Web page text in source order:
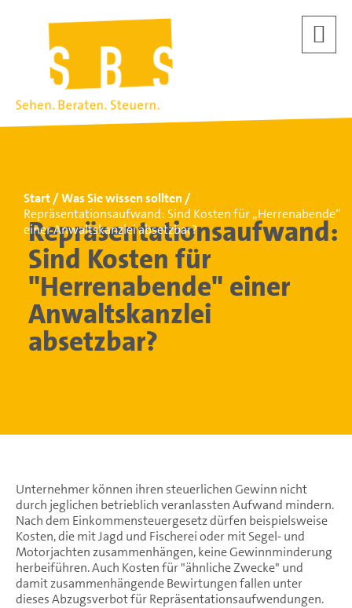
Start
Was Sie wissen sollten
Repräsentationsaufwand: Sind Kosten für „Herrenabende“
einer Anwaltskanzlei absetzbar?
Repräsentationsaufwand:
Sind Kosten für
"Herrenabende" einer
Anwaltskanzlei
absetzbar?
Unternehmer können ihren steuerlichen Gewinn nicht
durch jeglichen betrieblich veranlassten Aufwand mindern.
Nach dem Einkommensteuergesetz dürfen beispielsweise
Kosten, die mit Jagd und Fischerei oder mit Segel- und
Motorjachten zusammenhängen, keine Gewinnminderung
herbeiführen. Auch Kosten für "ähnliche Zwecke" und
damit zusammenhängende Bewirtungen fallen unter
dieses Abzugsverbot für Repräsentationsaufwendungen.